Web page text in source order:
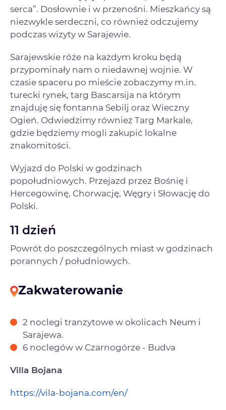
serca”. Dosłownie i w przenośni. Mieszkańcy są
niezwykle serdeczni, co również odczujemy
podczas wizyty w Sarajewie.
Sarajewskie róże na każdym kroku będą
przypominały nam o niedawnej wojnie. W
czasie spaceru po mieście zobaczymy m.in.
turecki rynek, targ Bascarsija na którym
znajduję się fontanna Sebilj oraz Wieczny
Ogień. Odwiedzimy również Targ Markale,
gdzie będziemy mogli zakupić lokalne
znakomitości.
Wyjazd do Polski w godzinach
popołudniowych. Przejazd przez Bośnię i
Hercegowinę, Chorwację, Węgry i Słowację do
Polski.
11 dzień
Powrót do poszczególnych miast w godzinach
porannych / południowych.
Zakwaterowanie
2 noclegi tranzytowe w okolicach Neum i
Sarajewa.
6 noclegów w Czarnogórze - Budva
Villa Bojana
https://vila-bojana.com/en/